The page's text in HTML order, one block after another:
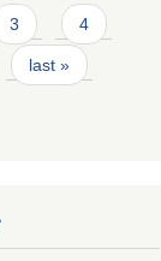
3 4
last »